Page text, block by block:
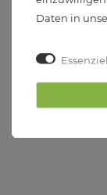
Daten in